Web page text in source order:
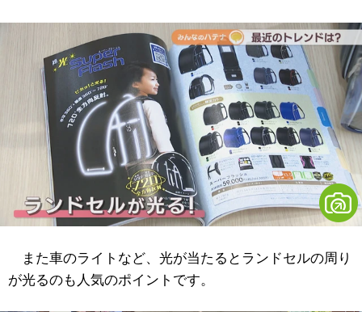
また車のライトなど、光が当たるとランドセルの周り
が光るのも人気のポイントです。